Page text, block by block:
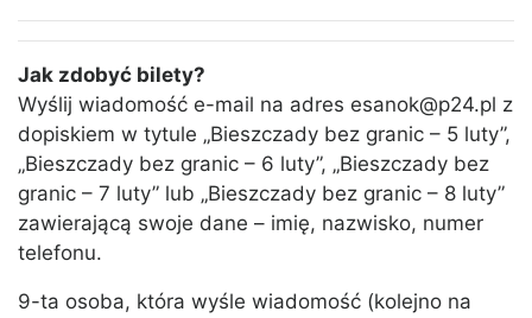
Jak zdobyć bilety?
Wyślij wiadomość e-mail na adres esanok@p24.pl z
dopiskiem w tytule „Bieszczady bez granic – 5 luty”,
„Bieszczady bez granic – 6 luty”, „Bieszczady bez
granic – 7 luty” lub „Bieszczady bez granic – 8 luty”
zawierającą swoje dane – imię, nazwisko, numer
telefonu.
9-ta osoba, która wyśle wiadomość (kolejno na